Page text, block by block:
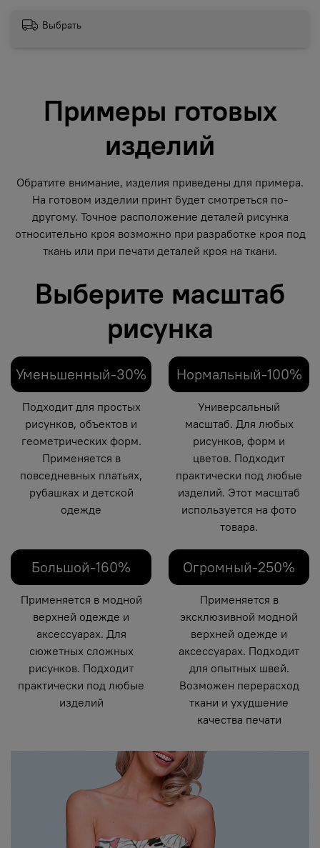
Выбрать
Примеры готовых
изделий
Обратите внимание, изделия приведены для примера.
На готовом изделии принт будет смотреться по-
другому. Точное расположение деталей рисунка
относительно кроя возможно при разработке кроя под
ткань или при печати деталей кроя на ткани.
Выберите масштаб
рисунка
Уменьшенный-30%
Подходит для простых
рисунков, объектов и
геометрических форм.
Применяется в
повседневных платьях,
рубашках и детской
одежде
Нормальный-100%
Универсальный
масштаб. Для любых
рисунков, форм и
цветов. Подходит
практически под любые
изделий. Этот масштаб
используется на фото
товара.
Большой-160%
Применяется в модной
верхней одежде и
аксессуарах. Для
сюжетных сложных
рисунков. Подходит
практически под любые
изделий
Огромный-250%
Применяется в
эксклюзивной модной
верхней одежде и
аксессуарах. Подходит
для опытных швей.
Возможен перерасход
ткани и ухудшение
качества печати